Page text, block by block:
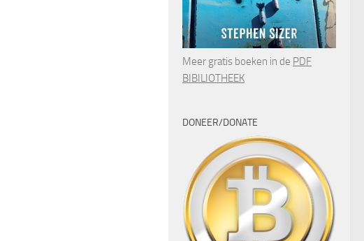
Meer gratis boeken in de PDF
BIBILIOTHEEK
DONEER/DONATE